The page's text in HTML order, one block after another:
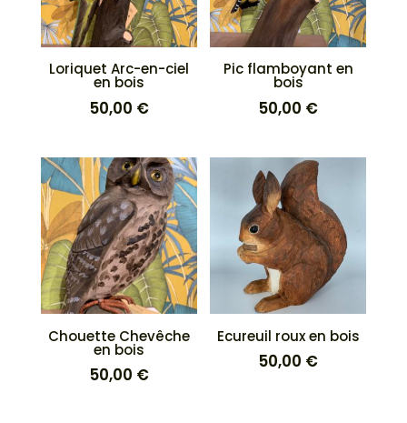
Loriquet Arc-en-ciel
en bois
50,00 €
Pic flamboyant en
bois
50,00 €
Chouette Chevêche
en bois
50,00 €
Ecureuil roux en bois
50,00 €